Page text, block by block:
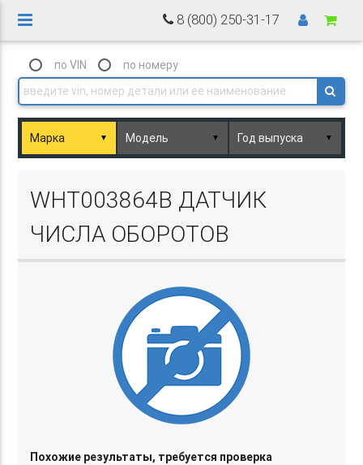
8 (800) 250-31-17
по VIN по номеру
▼ ▼ ▼
WHT003864B ДАТЧИК
ЧИСЛА ОБОРОТОВ
Похожие результаты, требуется проверка